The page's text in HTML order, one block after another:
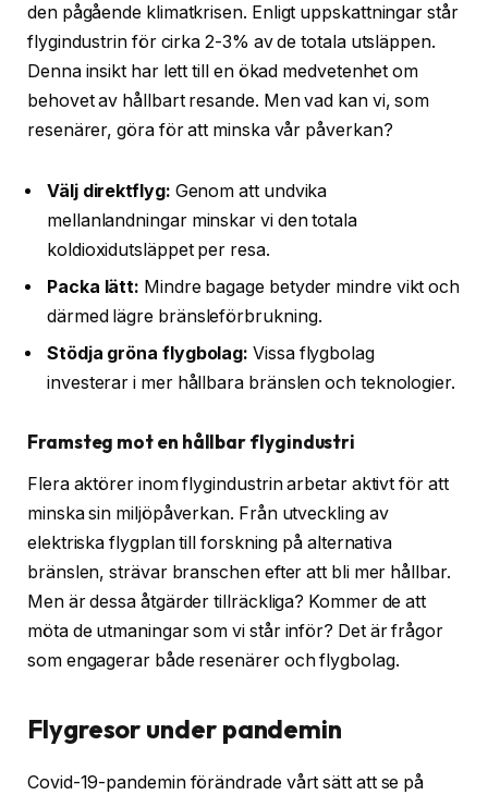
den pågående klimatkrisen. Enligt uppskattningar står
flygindustrin för cirka 2-3% av de totala utsläppen.
Denna insikt har lett till en ökad medvetenhet om
behovet av hållbart resande. Men vad kan vi, som
resenärer, göra för att minska vår påverkan?
Välj direktflyg: Genom att undvika
mellanlandningar minskar vi den totala
koldioxidutsläppet per resa.
Packa lätt: Mindre bagage betyder mindre vikt och
därmed lägre bränsleförbrukning.
Stödja gröna flygbolag: Vissa flygbolag
investerar i mer hållbara bränslen och teknologier.
Framsteg mot en hållbar flygindustri
Flera aktörer inom flygindustrin arbetar aktivt för att
minska sin miljöpåverkan. Från utveckling av
elektriska flygplan till forskning på alternativa
bränslen, strävar branschen efter att bli mer hållbar.
Men är dessa åtgärder tillräckliga? Kommer de att
möta de utmaningar som vi står inför? Det är frågor
som engagerar både resenärer och flygbolag.
Flygresor under pandemin
Covid-19-pandemin förändrade vårt sätt att se på